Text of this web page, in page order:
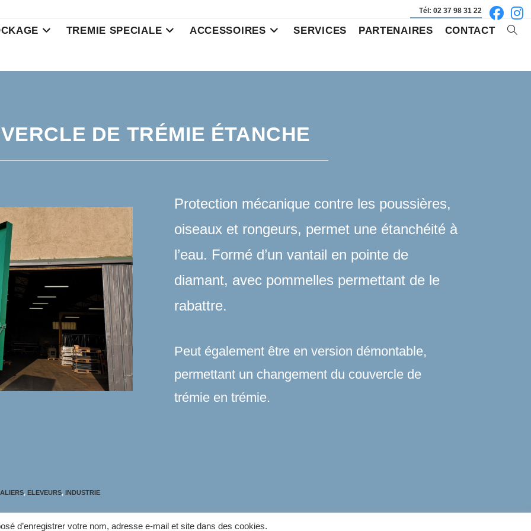
Tél: 02 37 98 31 22
TREMIE SPECIALE ACCESSOIRES SERVICES PARTENAIRES CONTACT
DE TRÉMIE ÉTANCHE
Protection mécanique contre les poussières,
oiseaux et rongeurs, permet une étanchéité à
l’eau. Formé d’un vantail en pointe de
diamant, avec pommelles permettant de le
rabattre.
Peut également être en version démontable,
permettant un changement du couvercle de
trémie en trémie.
, ELEVEURS, INDUSTRIE
d’enregistrer votre nom, adresse e-mail et site dans des cookies.